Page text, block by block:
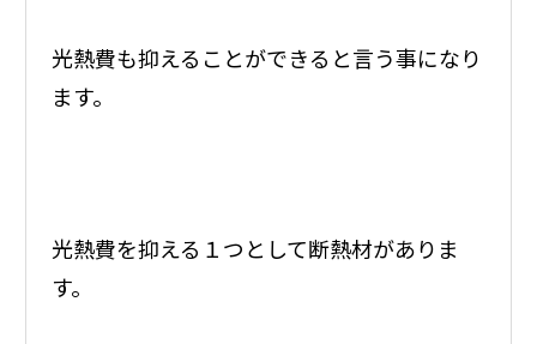
光熱費も抑えることができると言う事になり
ます。
光熱費を抑える１つとして断熱材がありま
す。